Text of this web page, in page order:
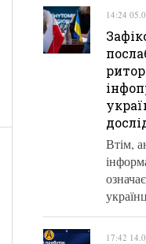
14:24
Втім,
17:42